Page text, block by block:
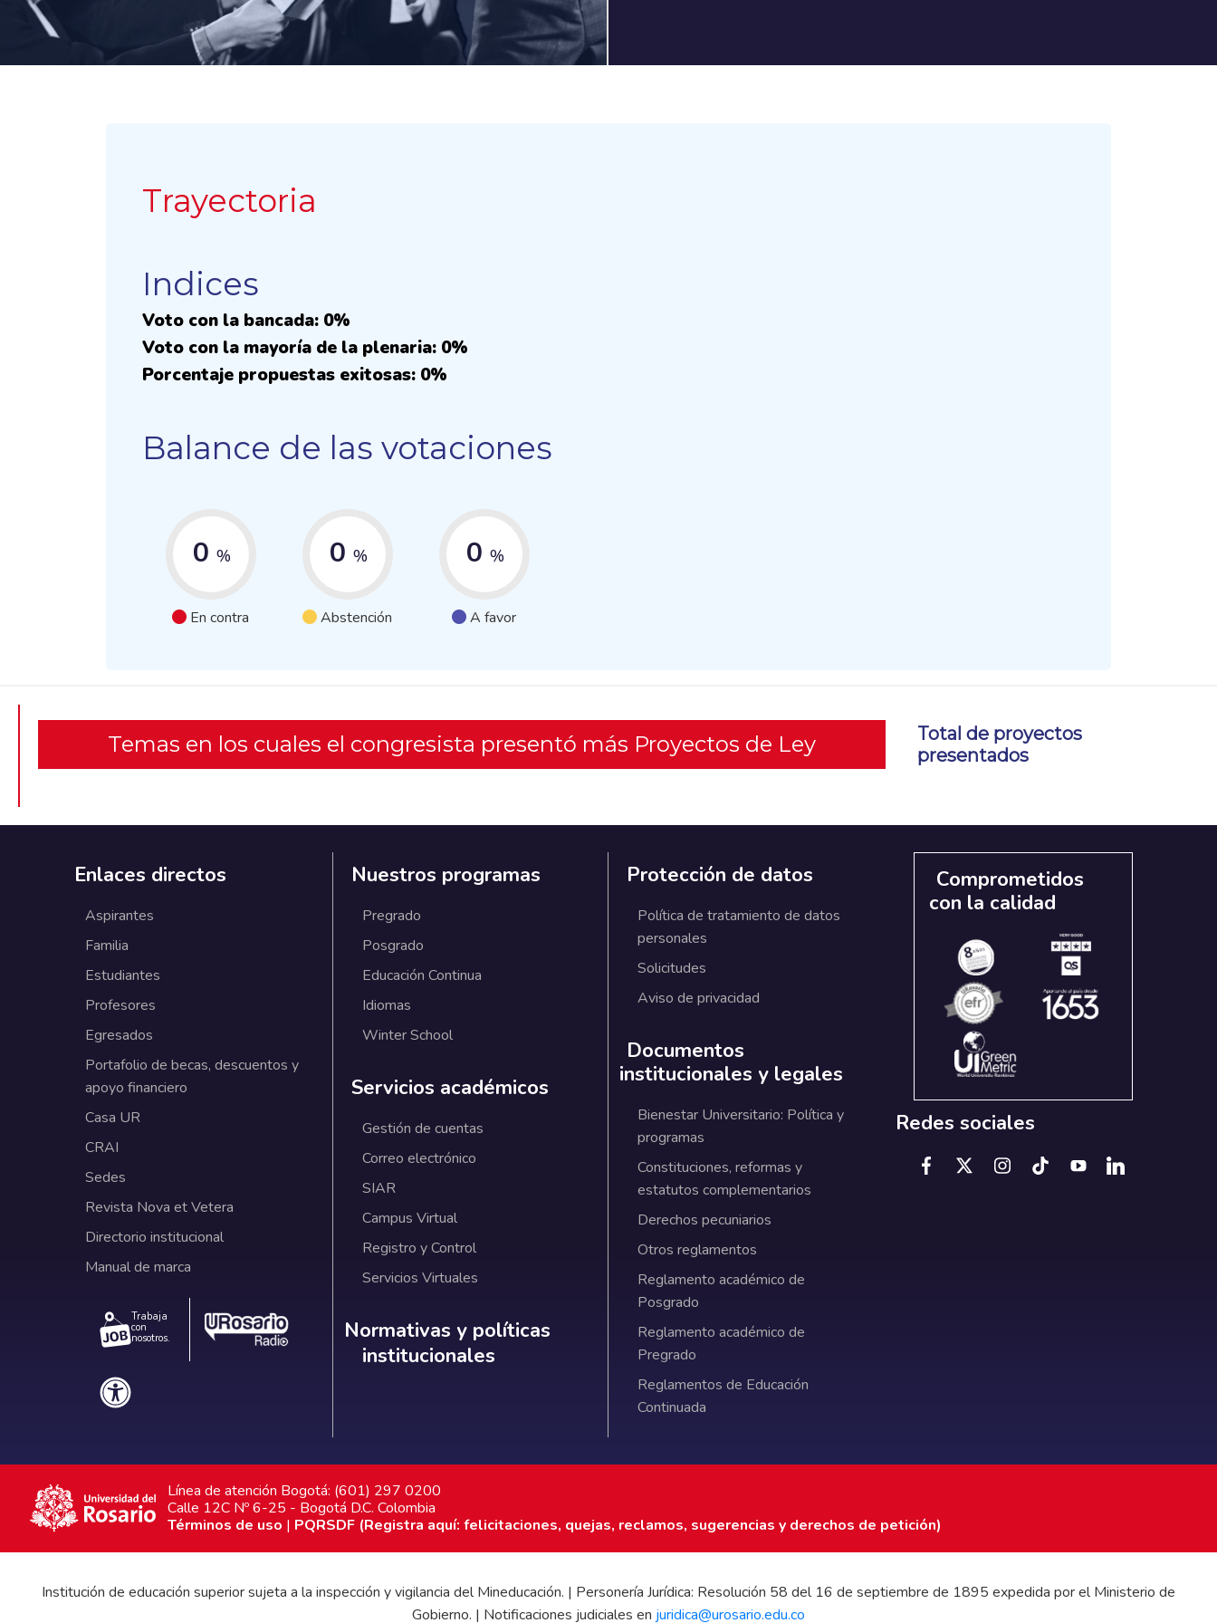
Trayectoria
Indices
Voto con la bancada: 0%
Voto con la mayoría de la plenaria: 0%
Porcentaje propuestas exitosas: 0%
Balance de las votaciones
0 %
En contra
0 %
Abstención
0 %
A favor
Temas en los cuales el congresista presentó más Proyectos de Ley
Total de proyectos
presentados
Enlaces directos
Aspirantes
Familia
Estudiantes
Profesores
Egresados
Portafolio de becas, descuentos y
apoyo financiero
Casa UR
CRAI
Sedes
Revista Nova et Vetera
Directorio institucional
Manual de marca
Trabaja
con
nosotros.
Nuestros programas
Pregrado
Posgrado
Educación Continua
Idiomas
Winter School
Servicios académicos
Gestión de cuentas
Correo electrónico
SIAR
Campus Virtual
Registro y Control
Servicios Virtuales
Normativas y políticas institucionales
Normativas y políticas
institucionales
Protección de datos
Política de tratamiento de datos
personales
Solicitudes
Aviso de privacidad
Documentos
institucionales y legales
Bienestar Universitario: Política y
programas
Constituciones, reformas y
estatutos complementarios
Derechos pecuniarios
Otros reglamentos
Reglamento académico de
Posgrado
Reglamento académico de
Pregrado
Reglamentos de Educación
Continuada
Comprometidos
con la calidad
Redes sociales
Línea de atención Bogotá: (601) 297 0200
Calle 12C Nº 6-25 - Bogotá D.C. Colombia
Términos de uso | PQRSDF (Registra aquí: felicitaciones, quejas, reclamos, sugerencias y derechos de petición)
Institución de educación superior sujeta a la inspección y vigilancia del Mineducación. | Personería Jurídica: Resolución 58 del 16 de septiembre de 1895 expedida por el Ministerio de
Gobierno. | Notificaciones judiciales en juridica@urosario.edu.co